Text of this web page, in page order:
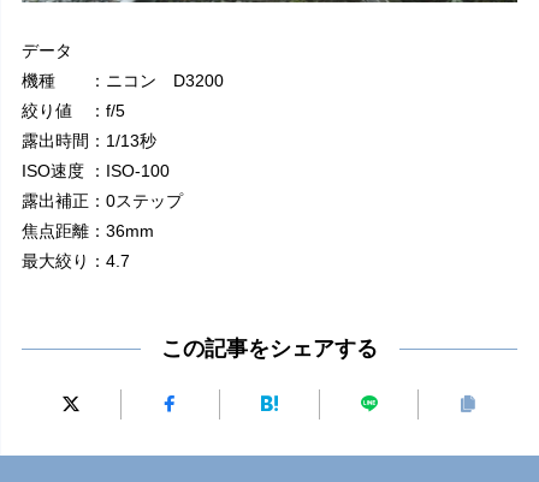
データ
機種 ：ニコン D3200
絞り値 ：f/5
露出時間：1/13秒
ISO速度 ：ISO-100
露出補正：0ステップ
焦点距離：36mm
最大絞り：4.7
この記事をシェアする